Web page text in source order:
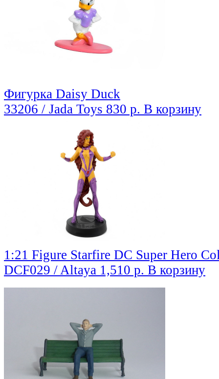
Фигуркa Daisy Duck
33206 / Jada Toys 830 р. В корзину
1:21 Figure Starfire DC Super Hero
DCF029 / Altaya 1,510 р. В корзину